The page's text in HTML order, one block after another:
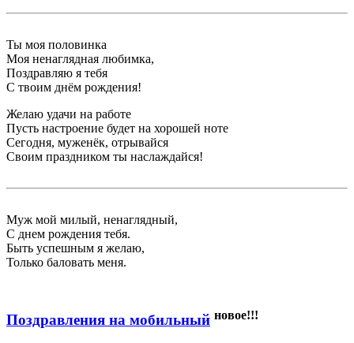
Ты моя половинка
Моя ненаглядная любимка,
Поздравляю я тебя
С твоим днём рождения!
Желаю удачи на работе
Пусть настроение будет на хорошей ноте
Сегодня, муженёк, отрывайся
Своим праздником ты наслаждайся!
Муж мой милый, ненаглядный,
С днем рождения тебя.
Быть успешным я желаю,
Только баловать меня.
Поздравления на мобильный новое!!!